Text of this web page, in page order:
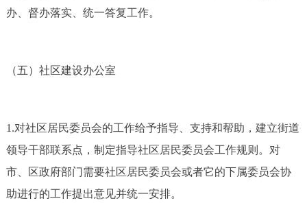
办、督办落实、统一答复工作。
（五）社区建设办公室
1.对社区居民委员会的工作给予指导、支持和帮助，建立街道
领导干部联系点，制定指导社区居民委员会工作规则。对
市、区政府部门需要社区居民委员会或者它的下属委员会协
助进行的工作提出意见并统一安排。